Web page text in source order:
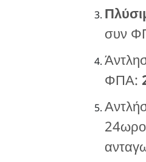
συν
ΦΠΑ:
24ωρο